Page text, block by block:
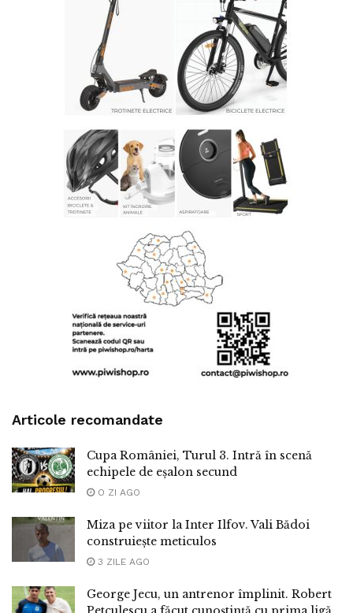
Articole recomandate
Cupa României, Turul 3. Intră în scenă
echipele de eșalon secund
O ZI AGO
Miza pe viitor la Inter Ilfov. Vali Bădoi
construiește meticulos
3 ZILE AGO
George Jecu, un antrenor împlinit. Robert